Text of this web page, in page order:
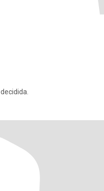
Sou uma mulher romântica, forte e decidida.